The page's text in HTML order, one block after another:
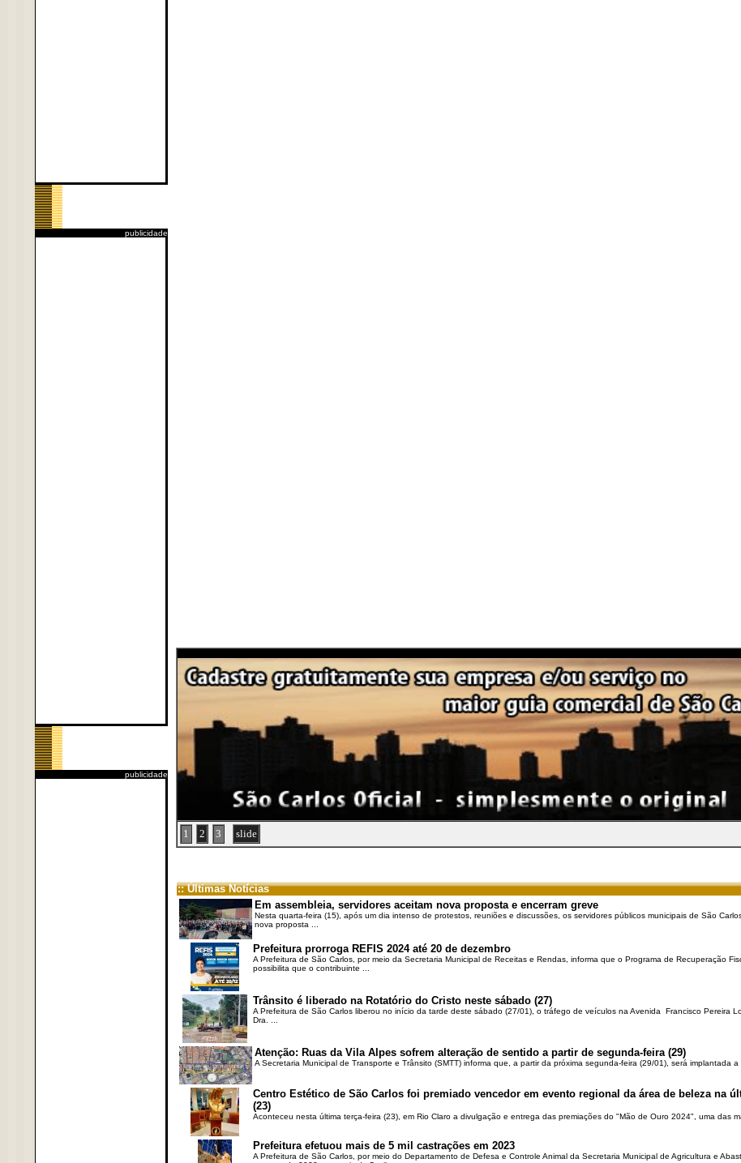
publicidade
publicidade
1 2 3 slide
:: Últimas Notícias
Em assembleia, servidores aceitam nova proposta e encerram greve
Nesta quarta-feira (15), após um dia intenso de protestos, reuniões e discussões, os servidores públicos municipais de São
nova proposta ...
Prefeitura prorroga REFIS 2024 até 20 de dezembro
A Prefeitura de São Carlos, por meio da Secretaria Municipal de Receitas e Rendas, informa que o Programa de Recuperação
possibilita que o contribuinte ...
Trânsito é liberado na Rotatório do Cristo neste sábado (27)
A Prefeitura de São Carlos liberou no início da tarde deste sábado (27/01), o tráfego de veículos na Avenida Francisco Pereira
Dra. ...
Atenção: Ruas da Vila Alpes sofrem alteração de sentido a partir de segunda-feira (29)
A Secretaria Municipal de Transporte e Trânsito (SMTT) informa que, a partir da próxima segunda-feira (29/01), será implantada a
Centro Estético de São Carlos foi premiado vencedor em evento regional da área de beleza na
(23)
Aconteceu nesta última terça-feira (23), em Rio Claro a divulgação e entrega das premiações do "Mão de Ouro 2024", uma das
Prefeitura efetuou mais de 5 mil castrações em 2023
A Prefeitura de São Carlos, por meio do Departamento de Defesa e Controle Animal da Secretaria Municipal de Agricultura e